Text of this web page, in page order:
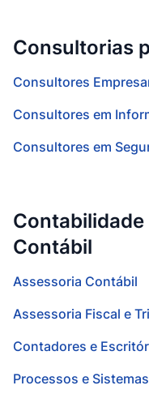
Consultorias
Consultores
Consultores em
Consultores em
Contábil
Assessoria Contábil
Assessoria Fiscal e
Contadores e
Processos e